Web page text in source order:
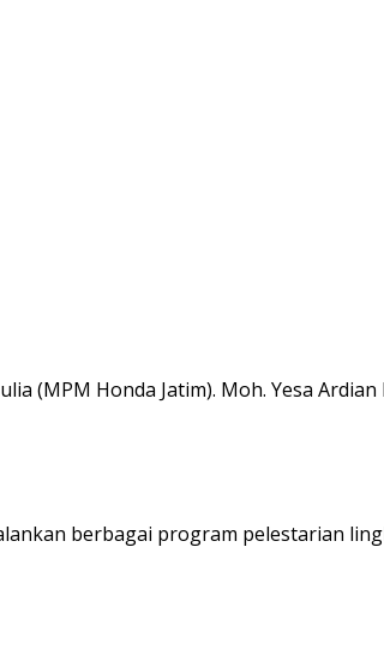
(MPM Honda Jatim). Moh. Yesa Ardian
berbagai program pelestarian